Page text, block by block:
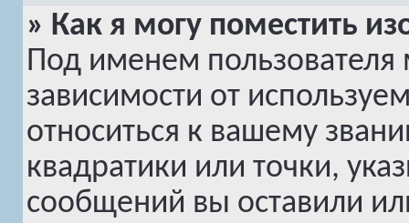
» Как я могу поместить
Под именем пользователя
зависимости от
относиться к вашему
квадратики или точки,
сообщений вы оставили